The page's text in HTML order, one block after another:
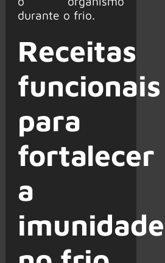
durante o frio.
Receitas
funcionais
para
fortalecer
a
imunidade